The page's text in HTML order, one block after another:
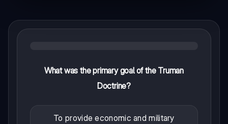
What was the primary goal of the Truman
Doctrine?
To provide economic and military